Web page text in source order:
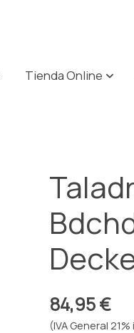
Tienda Online
84,95 €
(IVA General